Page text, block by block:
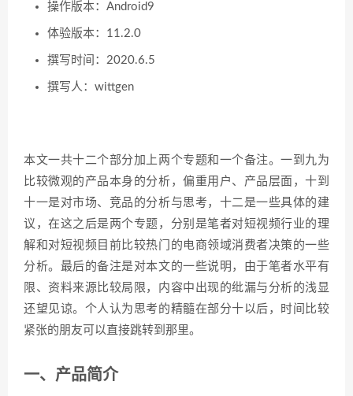
操作版本：Android9
体验版本：11.2.0
撰写时间：2020.6.5
撰写人：wittgen
本文一共十二个部分加上两个专题和一个备注。一到九为
比较微观的产品本身的分析，偏重用户、产品层面，十到
十一是对市场、竞品的分析与思考，十二是一些具体的建
议，在这之后是两个专题，分别是笔者对短视频行业的理
解和对短视频目前比较热门的电商领域消费者决策的一些
分析。最后的备注是对本文的一些说明，由于笔者水平有
限、资料来源比较局限，内容中出现的纰漏与分析的浅显
还望见谅。个人认为思考的精髓在部分十以后，时间比较
紧张的朋友可以直接跳转到那里。
一、产品简介